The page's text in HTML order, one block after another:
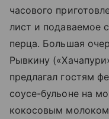
часового
лист и подаваемое
перца. Большая
Рывкину
предлагал гостям
соусе-бульоне на
кокосовым